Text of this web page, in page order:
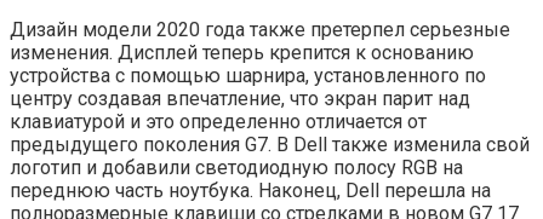
Дизайн модели 2020 года также претерпел серьезные
изменения. Дисплей теперь крепится к основанию
устройства с помощью шарнира, установленного по
центру создавая впечатление, что экран парит над
клавиатурой и это определенно отличается от
предыдущего поколения G7. В Dell также изменила свой
логотип и добавили светодиодную полосу RGB на
переднюю часть ноутбука. Наконец, Dell перешла на
полноразмерные клавиши со стрелками в новом G7 17